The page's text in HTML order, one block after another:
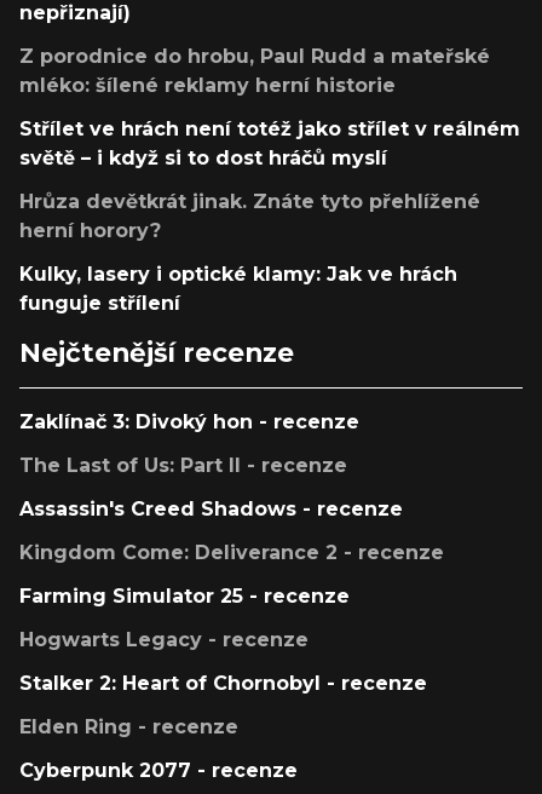
nepřiznají)
Z porodnice do hrobu, Paul Rudd a mateřské
mléko: šílené reklamy herní historie
Střílet ve hrách není totéž jako střílet v reálném
světě – i když si to dost hráčů myslí
Hrůza devětkrát jinak. Znáte tyto přehlížené
herní horory?
Kulky, lasery i optické klamy: Jak ve hrách
funguje střílení
Nejčtenější recenze
Zaklínač 3: Divoký hon - recenze
The Last of Us: Part II - recenze
Assassin's Creed Shadows - recenze
Kingdom Come: Deliverance 2 - recenze
Farming Simulator 25 - recenze
Hogwarts Legacy - recenze
Stalker 2: Heart of Chornobyl - recenze
Elden Ring - recenze
Cyberpunk 2077 - recenze